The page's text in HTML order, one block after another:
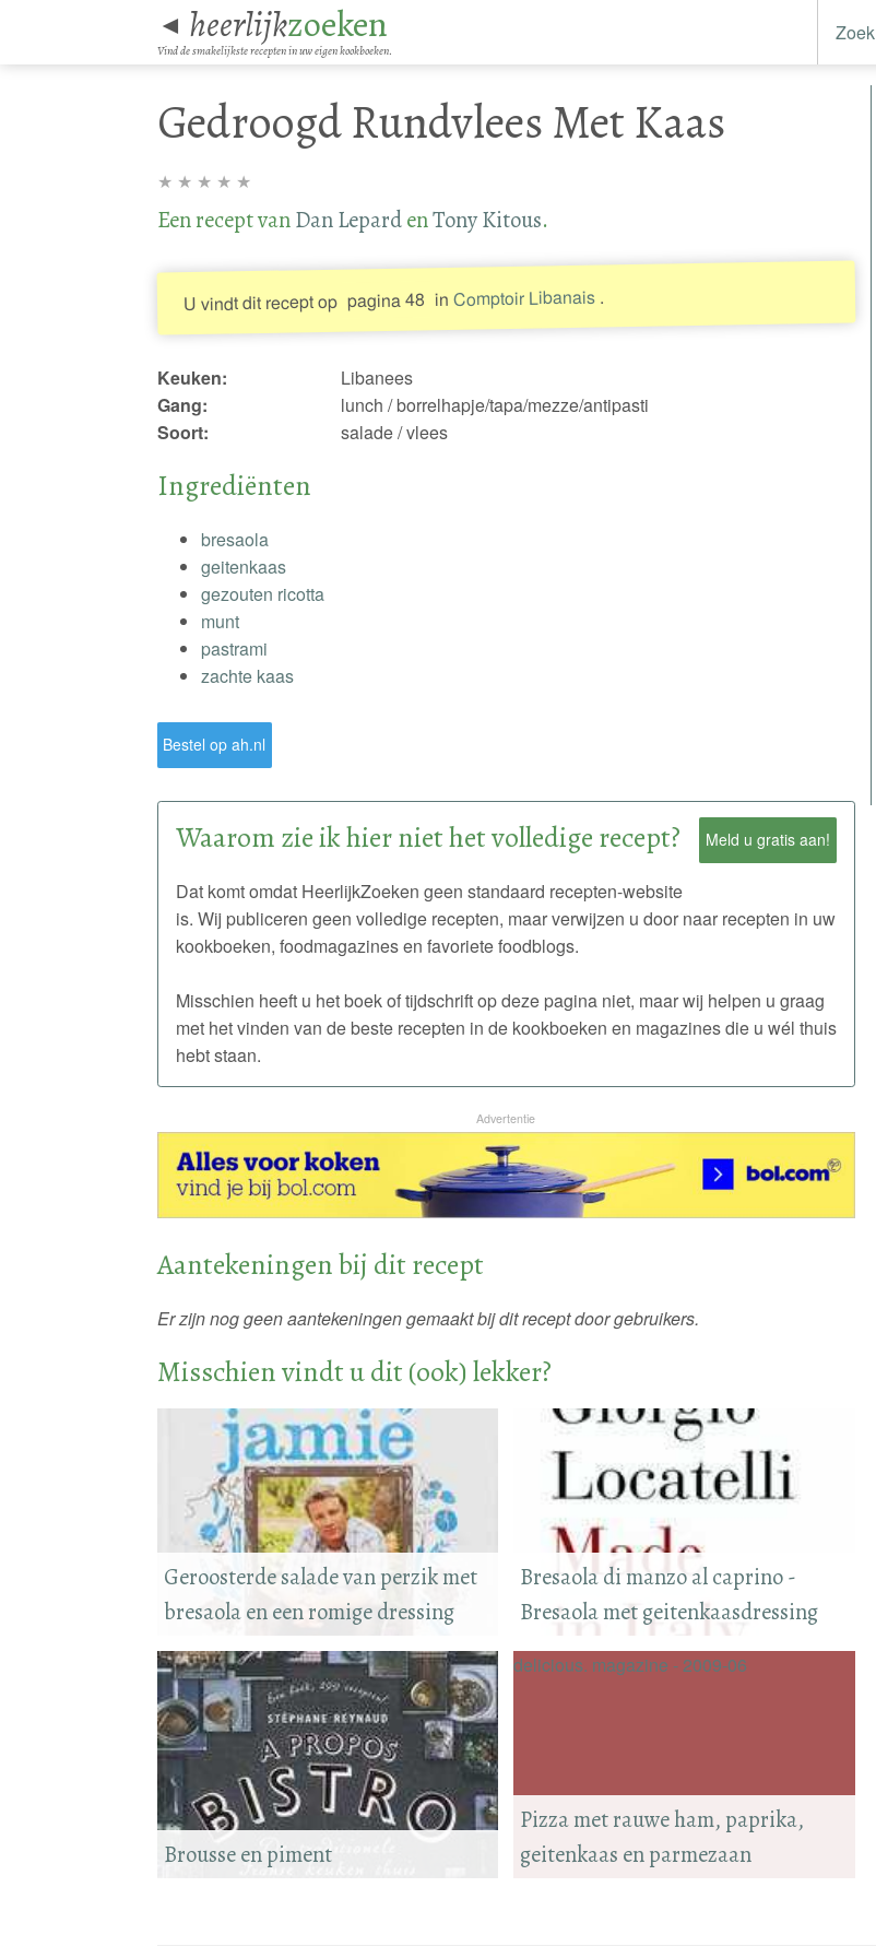
◄ heerlijkzoeken
Vind de smakelijkste recepten in uw eigen kookboeken.
Zoek
Gedroogd Rundvlees Met Kaas
★ ★ ★ ★ ★
Een recept vanDan LepardenTony Kitous.
U vindt dit recept op pagina 48 in Comptoir Libanais.
Keuken:
Libanees
Gang:
lunch / borrelhapje/tapa/mezze/antipasti
Soort:
salade / vlees
Ingrediënten
bresaola
geitenkaas
gezouten ricotta
munt
pastrami
zachte kaas
Bestel op ah.nl
Meld u gratis aan!
Waarom zie ik hier niet het volledige recept?
Dat komt omdat HeerlijkZoeken geen standaard recepten-website
is. Wij publiceren geen volledige recepten, maar verwijzen u door naar recepten in uw
kookboeken, foodmagazines en favoriete foodblogs.
Misschien heeft u het boek of tijdschrift op deze pagina niet, maar wij helpen u graag
met het vinden van de beste recepten in de kookboeken en magazines die u wél thuis
hebt staan.
Advertentie
Aantekeningen bij dit recept
Er zijn nog geen aantekeningen gemaakt bij dit recept door gebruikers.
Misschien vindt u dit (ook) lekker?
Bresaola di manzo al caprino -
Bresaola met geitenkaasdressing
Geroosterde salade van perzik met
bresaola en een romige dressing
Pizza met rauwe ham, paprika,
geitenkaas en parmezaan
delicious. magazine - 2009-06
Brousse en piment